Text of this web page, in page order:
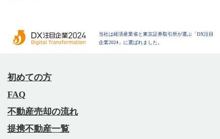
当社は経済産業省と東京証券取引所が選ぶ「DX注目
企業2024」に選ばれました。
初めての方
FAQ
不動産売却の流れ
提携不動産一覧